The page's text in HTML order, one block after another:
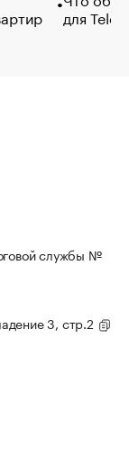
для
службы №
3, стр.2